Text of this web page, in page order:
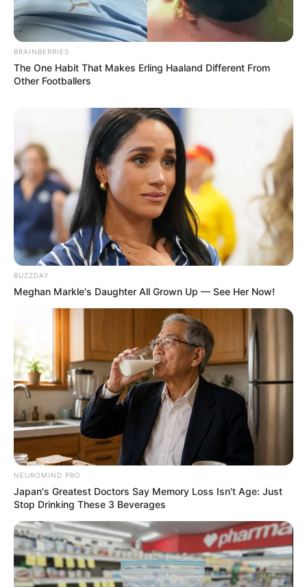
BRAINBERRIES
The One Habit That Makes Erling Haaland Different From
Other Footballers
BUZZDAY
Meghan Markle's Daughter All Grown Up — See Her Now!
NEUROMIND PRO
Japan's Greatest Doctors Say Memory Loss Isn't Age: Just
Stop Drinking These 3 Beverages